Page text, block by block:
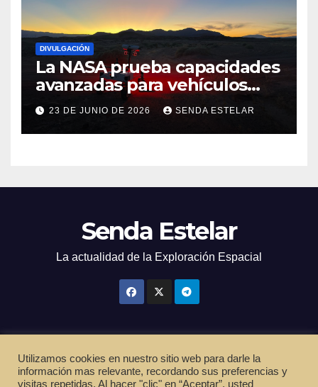
DIVULGACIÓN
La NASA prueba capacidades
avanzadas para vehículos
exploradores lunares y
marcianos.
23 DE JUNIO DE 2026 SENDA ESTELAR
Senda Estelar
La actualidad de la Exploración Espacial
Funciona gracias a WordPress|Tema: Newsup deThemeansar
Utilizamos cookies en nuestro sitio web para darle la
información mas relevante, recordando sus preferencias y
visitas repetidas. Al hacer "clic" en “Aceptar”, usted